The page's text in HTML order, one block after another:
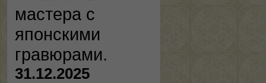
мастера с
японскими
гравюрами.
31.12.2025